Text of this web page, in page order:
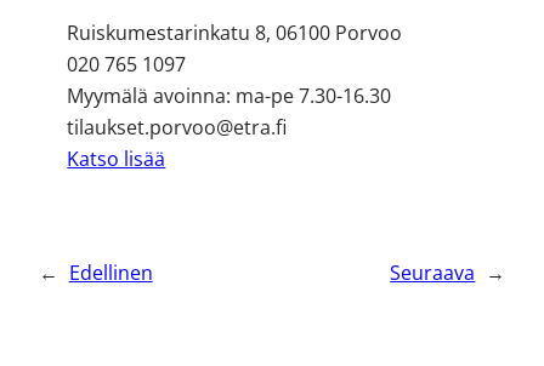
Ruiskumestarinkatu 8, 06100 Porvoo
020 765 1097
Myymälä avoinna: ma-pe 7.30-16.30
tilaukset.porvoo@etra.fi
Katso lisää
← Edellinen Seuraava →